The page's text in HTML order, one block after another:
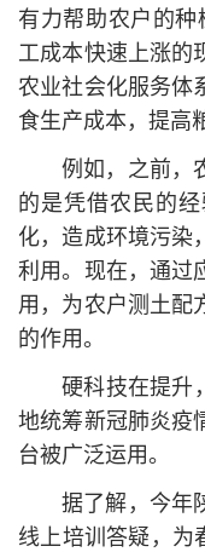
有力帮助农户的
工成本快速上涨的
农业社会化服务体
食生产成本，提高
例如，之前，
的是凭借农民的
化，造成环境污染
利用。现在，通过
用，为农户测土配
的作用。
硬科技在提升
地统筹新冠肺炎疫
台被广泛运用。
据了解，今年
线上培训答疑，为